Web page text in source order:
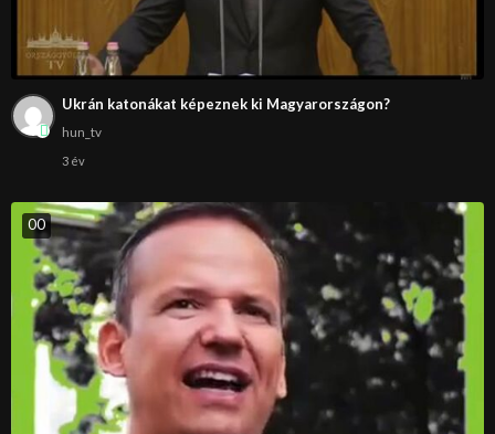
Ukrán katonákat képeznek ki Magyarországon?
hun_tv
3 év
00